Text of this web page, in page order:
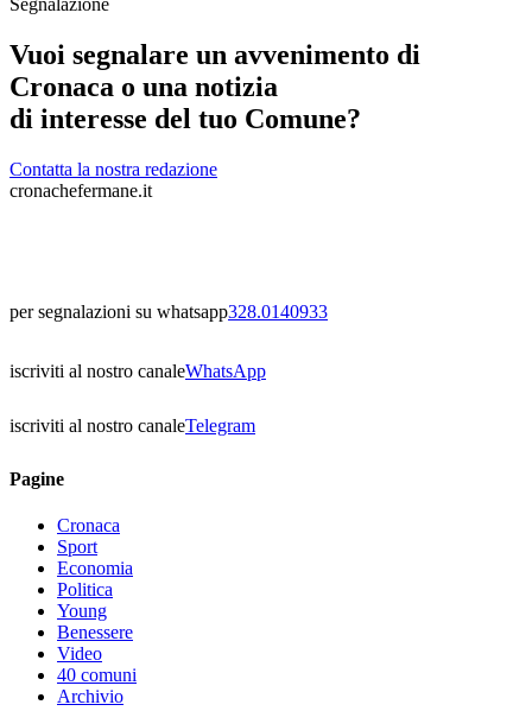
Vuoi segnalare un avvenimento di
Cronaca o una notizia
di interesse del tuo Comune?
Contatta la nostra redazione
cronachefermane.it
per segnalazioni su whatsapp328.0140933
iscriviti al nostro canaleWhatsApp
iscriviti al nostro canaleTelegram
Pagine
Cronaca
Sport
Economia
Politica
Young
Benessere
Video
40 comuni
Archivio